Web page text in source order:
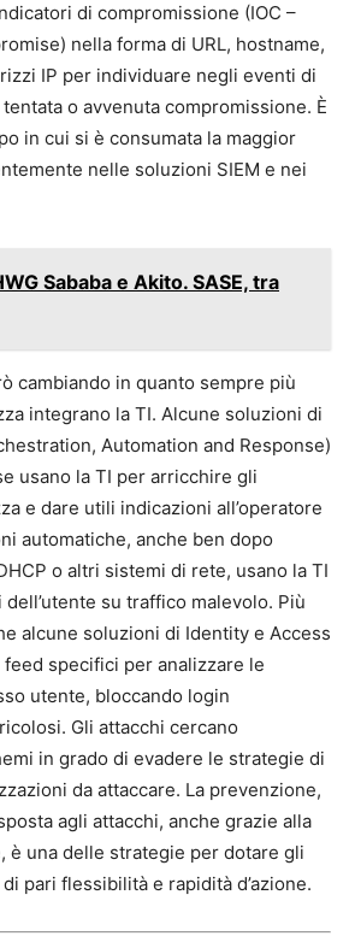
di compromissione (IOC –
nella forma di URL, hostname,
IP per individuare negli eventi di
o avvenuta compromissione. È
in cui si è consumata la maggior
nelle soluzioni SIEM e nei
Sababa e Akito. SASE, tra
cambiando in quanto sempre più
integrano la TI. Alcune soluzioni di
Automation and Response)
usano la TI per arricchire gli
e dare utili indicazioni all’operatore
automatiche, anche ben dopo
o altri sistemi di rete, usano la TI
su traffico malevolo. Più
alcune soluzioni di Identity e Access
feed specifici per analizzare le
utente, bloccando login
Gli attacchi cercano
in grado di evadere le strategie di
da attaccare. La prevenzione,
agli attacchi, anche grazie alla
è una delle strategie per dotare gli
pari flessibilità e rapidità d’azione.